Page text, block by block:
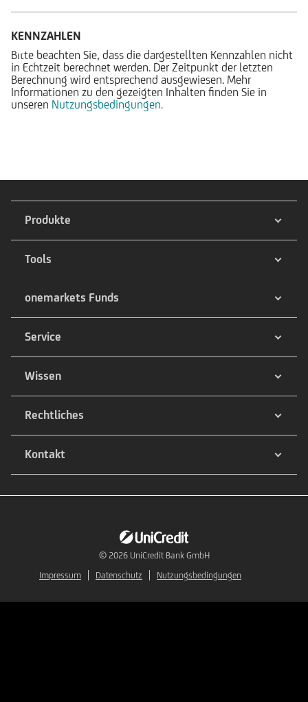
KENNZAHLEN
Bitte beachten Sie, dass die dargestellten Kennzahlen nicht
in Echtzeit berechnet werden. Der Zeitpunkt der letzten
Berechnung wird entsprechend ausgewiesen. Mehr
Informationen zu den gezeigten Inhalten finden Sie in
unseren Nutzungsbedingungen.
Produkte
Tools
onemarkets Funds
Service
Wissen
Rechtliches
Kontakt
© 2026 UniCredit Bank GmbH
Impressum
Datenschutz Nutzungsbedingungen